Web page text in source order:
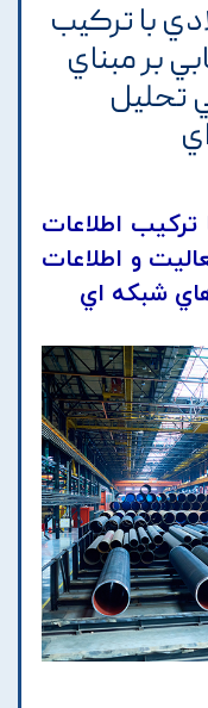
با ترکيب
بر مبناي
تحليل
ترکيب اطلاعات
و اطلاعات
شبکه اي